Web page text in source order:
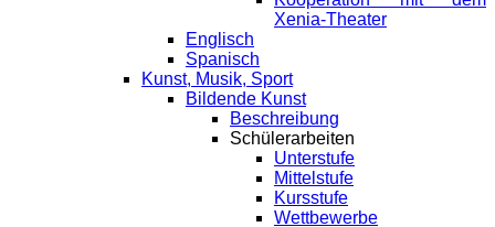
Xenia-Theater
Englisch
Spanisch
Kunst, Musik, Sport
Bildende Kunst
Beschreibung
Schülerarbeiten
Unterstufe
Mittelstufe
Kursstufe
Wettbewerbe